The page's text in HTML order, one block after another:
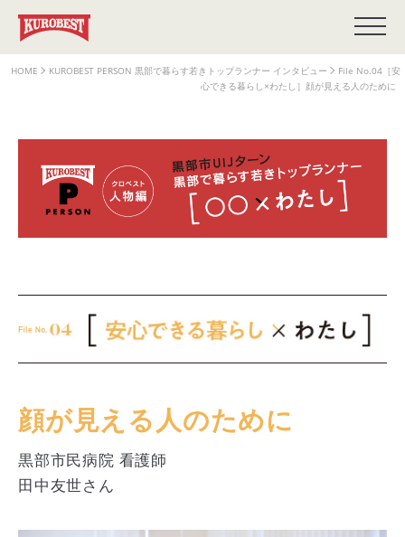
HOME KUROBEST PERSON 黒部で暮らす若きトップランナー インタビュー
File No.04［安
心できる暮らし×わたし］顔が見える人のために
顔が見える人のために
黒部市民病院 看護師
田中友世さん